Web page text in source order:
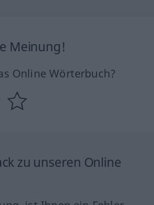
Meinung!
Online Wörterbuch?
zu unseren Online